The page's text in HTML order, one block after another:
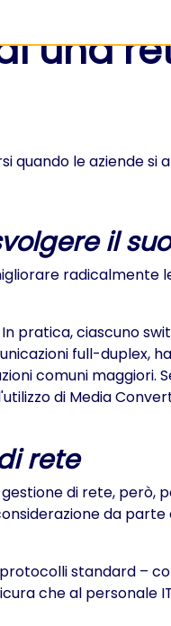
una
quando le aziende si
il
pratica, ciascuno
full-duplex,
comuni maggiori.
di Media
rete
di rete, però,
da
standard –
che al